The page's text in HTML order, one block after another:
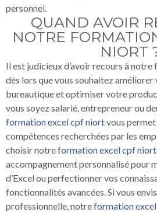
personnel.
QUAND AVOIR
NOTRE
NIORT
Il est judicieux d’avoir recours à notre
dès lors que vous souhaitez améliorer
bureautique et optimiser votre
vous soyez salarié, entrepreneur ou
formation excel cpf niortvous
compétences recherchées par les
choisir notreformation excel cpf niort
accompagnement personnalisé pour
d’Excel ou perfectionner vos
fonctionnalités avancées. Si vous
professionnelle, notreformation